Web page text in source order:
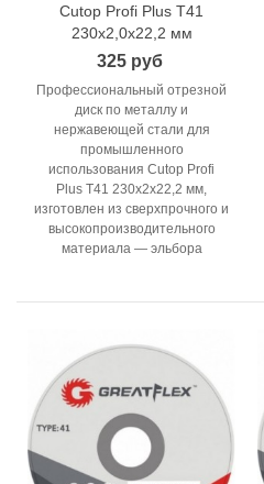
Cutop Profi Plus Т41
230х2,0х22,2 мм
325 руб
Профессиональный отрезной
диск по металлу и
нержавеющей стали для
промышленного
использования Cutop Profi
Plus T41 230x2x22,2 мм,
изготовлен из сверхпрочного и
высокопроизводительного
материала — эльбора